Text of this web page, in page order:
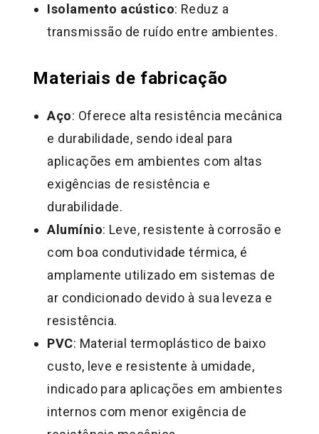
Isolamento acústico: Reduz a
transmissão de ruído entre ambientes.
Materiais de fabricação
Aço: Oferece alta resistência mecânica
e durabilidade, sendo ideal para
aplicações em ambientes com altas
exigências de resistência e
durabilidade.
Alumínio: Leve, resistente à corrosão e
com boa condutividade térmica, é
amplamente utilizado em sistemas de
ar condicionado devido à sua leveza e
resistência.
PVC: Material termoplástico de baixo
custo, leve e resistente à umidade,
indicado para aplicações em ambientes
internos com menor exigência de